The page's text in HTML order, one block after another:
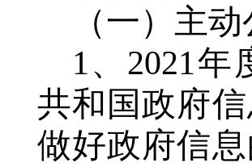
（一）主动
1、2021
共和国政府
做好政府信